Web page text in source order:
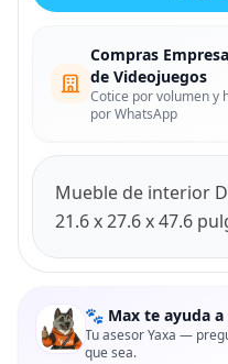
Compras
de Videojuegos
Cotice por volumen y
por WhatsApp
Mueble de interior
21.6 x 27.6 x 47.6
🐾 Max te ayuda
Tu asesor Yaxa —
que sea.